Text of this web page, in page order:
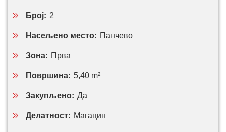
Број: 2
Насељено место: Панчево
Зона: Прва
Површина: 5,40 m²
Закупљено: Да
Делатност: Магацин